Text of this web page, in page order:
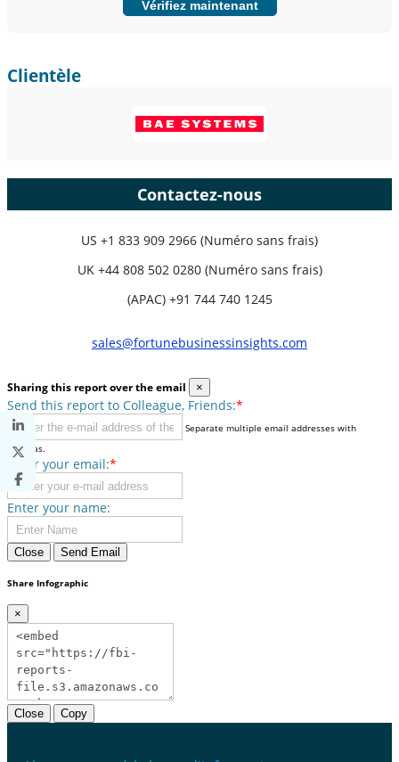
Vérifiez maintenant
Clientèle
Contactez-nous
US +1 833 909 2966 (Numéro sans frais)
UK +44 808 502 0280 (Numéro sans frais)
(APAC) +91 744 740 1245
sales@fortunebusinessinsights.com
Sharing this report over the email ×
Send this report to Colleague, Friends:*
Separate multiple email addresses with
commas.
Enter your email:*
Enter your name:
Close Send Email
Share Infographic
×
Close Copy